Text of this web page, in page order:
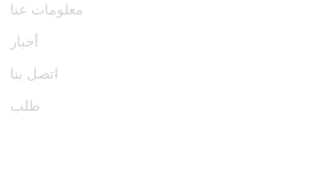
معلومات عنا
أخبار
اتصل بنا
طلب